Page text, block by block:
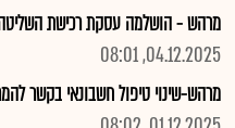
מרהש - הושלמה עסקת רכישת
04.12.2025, 08:01
מרהש-שינוי טיפול חשבונאי בקשר